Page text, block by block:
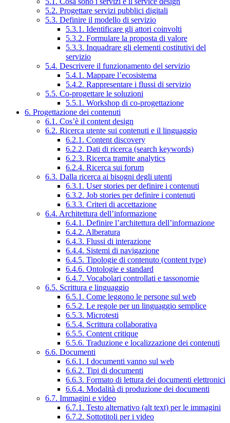
5.2. Progettare servizi pubblici digitali
5.3. Definire il modello di servizio
5.3.1. Identificare gli attori coinvolti
5.3.2. Formulare la proposta di valore
5.3.3. Inquadrare gli elementi costitutivi del
servizio
5.4. Descrivere il funzionamento del servizio
5.4.1. Mappare l’ecosistema
5.4.2. Rappresentare i flussi di servizio
5.5. Co-progettare le soluzioni
5.5.1. Workshop di co-progettazione
6. Progettazione dei contenuti
6.1. Cos’è il content design
6.2. Ricerca utente sui contenuti e il linguaggio
6.2.1. Content discovery
6.2.2. Dati di ricerca (search keywords)
6.2.3. Ricerca tramite analytics
6.2.4. Ricerca sui forum
6.3. Dalla ricerca ai bisogni degli utenti
6.3.1. User stories per definire i contenuti
6.3.2. Job stories per definire i contenuti
6.3.3. Criteri di accettazione
6.4. Architettura dell’informazione
6.4.1. Definire l’architettura dell’informazione
6.4.2. Alberatura
6.4.3. Flussi di interazione
6.4.4. Sistemi di navigazione
6.4.5. Tipologie di contenuto (content type)
6.4.6. Ontologie e standard
6.4.7. Vocabolari controllati e tassonomie
6.5. Scrittura e linguaggio
6.5.1. Come leggono le persone sul web
6.5.2. Le regole per un linguaggio semplice
6.5.3. Microtesti
6.5.4. Scrittura collaborativa
6.5.5. Content critique
6.5.6. Traduzione e localizzazione dei contenuti
6.6. Documenti
6.6.1. I documenti vanno sul web
6.6.2. Tipi di documenti
6.6.3. Formato di lettura dei documenti elettronici
6.6.4. Modalità di produzione dei documenti
6.7. Immagini e video
6.7.1. Testo alternativo (alt text) per le immagini
6.7.2. Sottotitoli per i video